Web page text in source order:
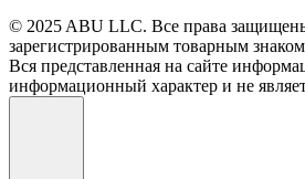
© 2025 ABU LLC. Все права
зарегистрированным товарным
Вся представленная на сайте
информационный характер и не